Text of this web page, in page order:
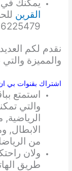
يمكنك
القرين
نقدم لكم
والمميزة
اشتراك بقنوات بي
استمتع
والتي
الابطال,
من
ولان
طريق